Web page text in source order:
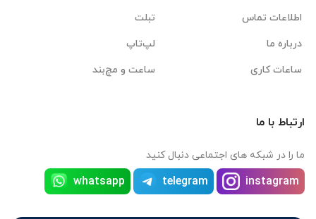
اطلاعات تماس
درباره ما
ساعات کاری
تبلت
لپ‌تاپ
ساعت و مچ‌بند
ارتباط با ما
ما را در شبکه های اجتماعی دنبال کنید
instagram
telegram
whatsapp